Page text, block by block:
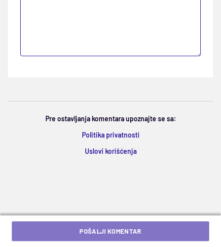
Pre ostavljanja komentara upoznajte se sa:
Politika privatnosti
Uslovi korišćenja
POŠALJI KOMENTAR